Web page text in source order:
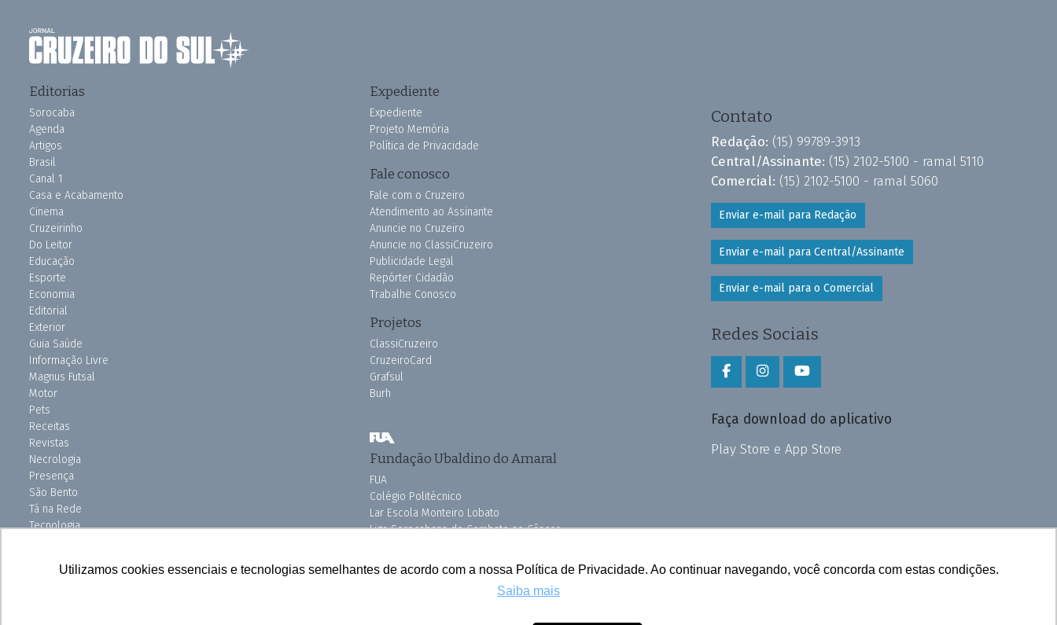
Utilizamos cookies essenciais e tecnologias semelhantes de acordo com a nossa Política de Privacidade. Ao continuar navegando, você concorda com estas condições.
Saiba mais
Editorias
Sorocaba
Agenda
Artigos
Brasil
Canal 1
Casa e Acabamento
Cinema
Cruzeirinho
Do Leitor
Educação
Esporte
Economia
Editorial
Exterior
Guia Saúde
Informação Livre
Magnus Futsal
Motor
Pets
Receitas
Revistas
Necrologia
Presença
São Bento
Tá na Rede
Tecnologia
Expediente
Expediente
Projeto Memória
Política de Privacidade
Fale conosco
Fale com o Cruzeiro
Atendimento ao Assinante
Anuncie no Cruzeiro
Anuncie no ClassiCruzeiro
Publicidade Legal
Repórter Cidadão
Trabalhe Conosco
Projetos
ClassiCruzeiro
CruzeiroCard
Grafsul
Burh
Fundação Ubaldino do Amaral
FUA
Colégio Politécnico
Lar Escola Monteiro Lobato
Liga Sorocabana de Combate ao Câncer
Pink do Bem OSSEL
Contato
Redação: (15) 99789-3913
Central/Assinante: (15) 2102-5100 - ramal 5110
Comercial: (15) 2102-5100 - ramal 5060
Enviar e-mail para Redação
Enviar e-mail para Central/Assinante
Enviar e-mail para o Comercial
Redes Sociais
Faça download do aplicativo
Play Store e App Store